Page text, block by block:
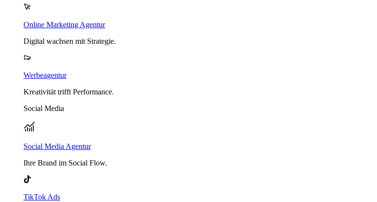
Online Marketing Agentur
Digital wachsen mit Strategie.
Werbeagentur
Kreativität trifft Performance.
Social Media
Social Media Agentur
Ihre Brand im Social Flow.
TikTok Ads